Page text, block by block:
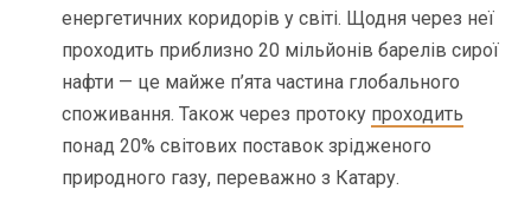
енергетичних коридорів у світі. Щодня через неї
проходить приблизно 20 мільйонів барелів сирої
нафти — це майже п’ята частина глобального
споживання. Також через протоку проходить
понад 20% світових поставок зрідженого
природного газу, переважно з Катару.